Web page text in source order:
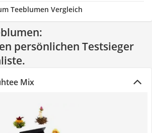
Teeblumen Vergleich
persönlichen Testsieger
Mix